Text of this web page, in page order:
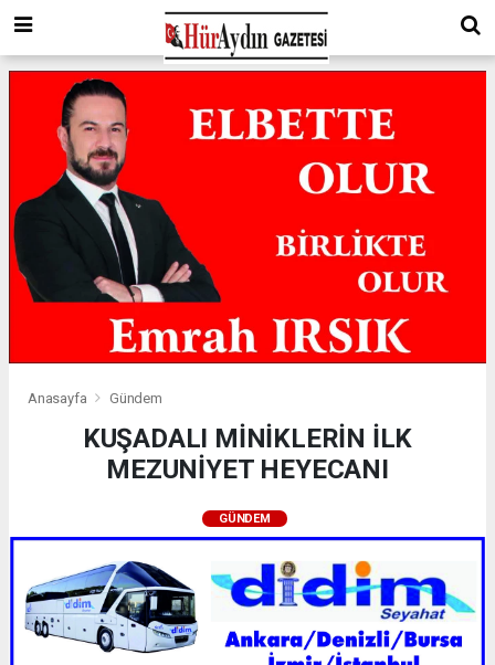
Anasayfa Gündem
KUŞADALI MİNİKLERİN İLK
MEZUNİYET HEYECANI
GÜNDEM